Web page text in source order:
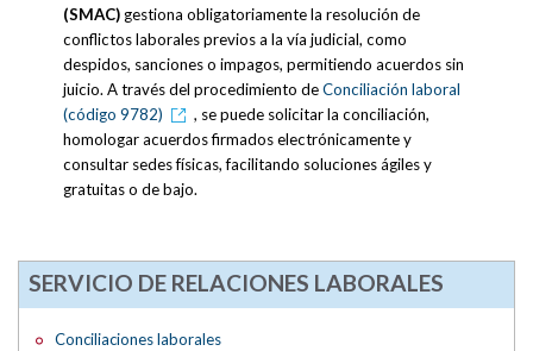
(SMAC)gestiona obligatoriamente la resolución de
conflictos laborales previos a la vía judicial, como
despidos, sanciones o impagos, permitiendo acuerdos sin
juicio. A través del procedimiento deConciliación laboral
(código 9782)
, se puede solicitar la conciliación,
homologar acuerdos firmados electrónicamente y
consultar sedes físicas, facilitando soluciones ágiles y
gratuitas o de bajo.
SERVICIO DE RELACIONES LABORALES
Conciliaciones laborales